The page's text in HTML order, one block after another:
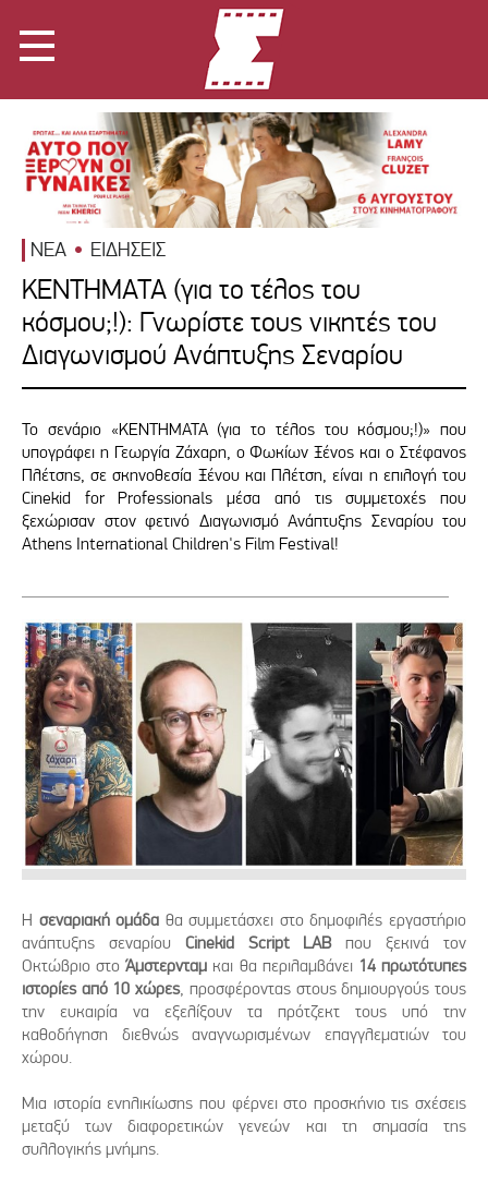
ΝΕΑ ΕΙΔΗΣΕΙΣ
ΚΕΝΤΗΜΑΤΑ (για το τέλος του
κόσμου;!): Γνωρίστε τους νικητές του
Διαγωνισμού Ανάπτυξης Σεναρίου
Το σενάριο «ΚΕΝΤΗΜΑΤΑ (για το τέλος του κόσμου;!)» που
υπογράφει η Γεωργία Ζάχαρη, ο Φωκίων Ξένος και ο Στέφανος
Πλέτσης, σε σκηνοθεσία Ξένου και Πλέτση, είναι η επιλογή του
Cinekid for Professionals μέσα από τις συμμετοχές που
ξεχώρισαν στον φετινό Διαγωνισμό Ανάπτυξης Σεναρίου του
Athens International Children's Film Festival!
H σεναριακή ομάδα θα συμμετάσχει στο δημοφιλές εργαστήριο
ανάπτυξης σεναρίου Cinekid Script LABπου ξεκινά τον
Οκτώβριο στοΆμστερνταμ και θα περιλαμβάνει 14 πρωτότυπες
ιστορίες από 10 χώρες, προσφέροντας στους δημιουργούς τους
την ευκαιρία να εξελίξουν τα πρότζεκτ τους υπό την
καθοδήγηση διεθνώς αναγνωρισμένων επαγγλεματιών του
χώρου.
Μια ιστορία ενηλικίωσης που φέρνει στο προσκήνιο τις σχέσεις
μεταξύ των διαφορετικών γενεών και τη σημασία της
συλλογικής μνήμης.